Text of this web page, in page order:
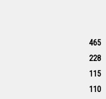
465
228
115
110